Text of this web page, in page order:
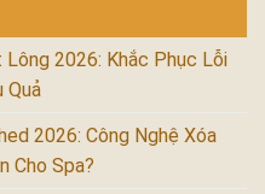
2026: Khắc Phục Lỗi
Quả
2026: Công Nghệ Xóa
Cho Spa?